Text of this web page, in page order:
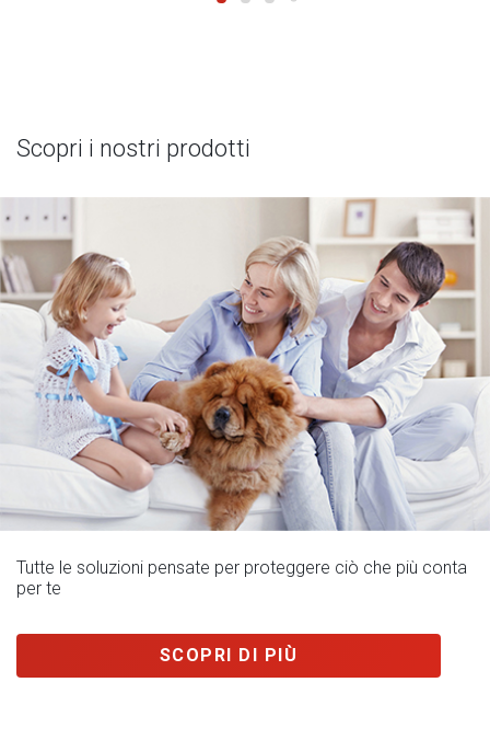
Scopri i nostri prodotti
Tutte le soluzioni pensate per proteggere ciò che più conta
per te
SCOPRI DI PIÙ